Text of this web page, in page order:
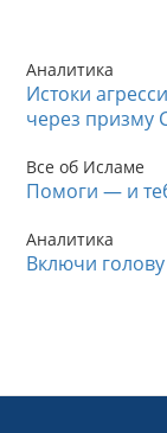
Аналитика
Истоки
через призму
Все об Исламе
Помоги — и
Аналитика
Включи голову